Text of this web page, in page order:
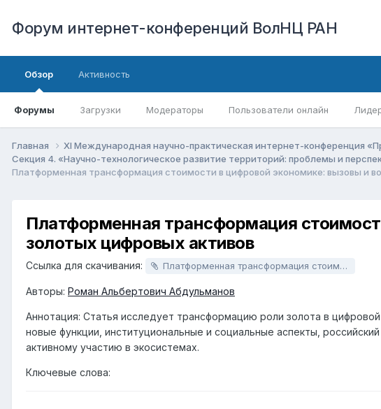
Форум интернет-конференций ВолНЦ РАН
Обзор
Форумы Загрузки Модераторы Пользователи онлайн
Активность
Главная
XI Международная научно-практическая интернет-конференция
Секция 4. «Научно-технологическое развитие территорий: проблемы и
Платформенная трансформация стоимости в цифровой экономике: вызовы и
Платформенная трансформация
золотых цифровых активов
Ссылка для скачивания: Платформенная трансформация стоимости в цифровой экономике: вызовы и возможности развития золотых цифровых активов.docx
Авторы: Роман Альбертович Абдульманов
Аннотация: Статья исследует трансформацию роли золота в
новые функции, институциональные и социальные аспекты,
активному участию в экосистемах.
Ключевые слова: